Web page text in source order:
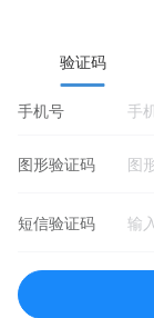
验证码
手机号
图形验证码
短信验证码